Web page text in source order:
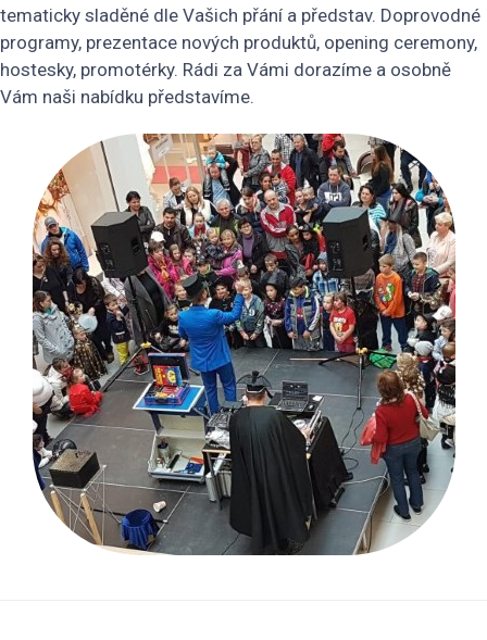
tematicky sladěné dle Vašich přání a představ. Doprovodné
programy, prezentace nových produktů, opening ceremony,
hostesky, promotérky. Rádi za Vámi dorazíme a osobně
Vám naši nabídku představíme.